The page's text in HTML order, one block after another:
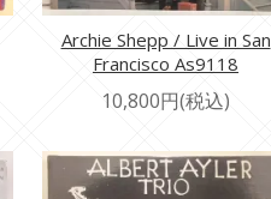
Archie Shepp / Live in San
Francisco As9118
10,800円(税込)